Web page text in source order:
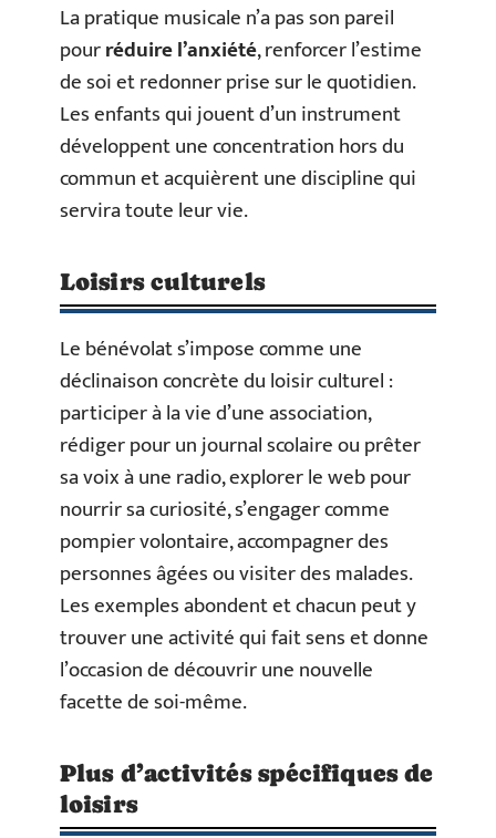
La pratique musicale n’a pas son pareil
pourréduire l’anxiété, renforcer l’estime
de soi et redonner prise sur le quotidien.
Les enfants qui jouent d’un instrument
développent une concentration hors du
commun et acquièrent une discipline qui
servira toute leur vie.
Loisirs culturels
Le bénévolat s’impose comme une
déclinaison concrète du loisir culturel :
participer à la vie d’une association,
rédiger pour un journal scolaire ou prêter
sa voix à une radio, explorer le web pour
nourrir sa curiosité, s’engager comme
pompier volontaire, accompagner des
personnes âgées ou visiter des malades.
Les exemples abondent et chacun peut y
trouver une activité qui fait sens et donne
l’occasion de découvrir une nouvelle
facette de soi-même.
Plus d’activités spécifiques de
loisirs